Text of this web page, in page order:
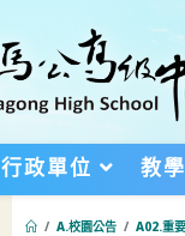
行政單位 教
/ A.校園公告 / A02.重